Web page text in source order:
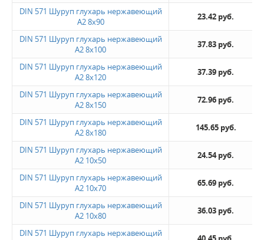
DIN 571 Шуруп глухарь нержавеющий
А2 8х90
23.42 руб.
DIN 571 Шуруп глухарь нержавеющий
А2 8х100
37.83 руб.
DIN 571 Шуруп глухарь нержавеющий
А2 8х120
37.39 руб.
DIN 571 Шуруп глухарь нержавеющий
А2 8х150
72.96 руб.
DIN 571 Шуруп глухарь нержавеющий
А2 8х180
145.65 руб.
DIN 571 Шуруп глухарь нержавеющий
А2 10х50
24.54 руб.
DIN 571 Шуруп глухарь нержавеющий
А2 10х70
65.69 руб.
DIN 571 Шуруп глухарь нержавеющий
А2 10х80
36.03 руб.
DIN 571 Шуруп глухарь нержавеющий